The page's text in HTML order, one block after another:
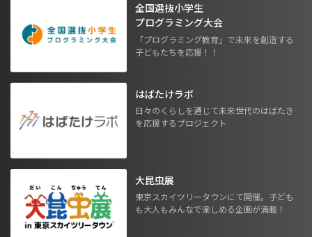
全国選抜小学生
プログラミング大会
「プログラミング教育」で未来を創造する
子どもたちを応援！！
はばたけラボ
日々のくらしを通じて未来世代のはばたき
を応援するプロジェクト
大昆虫展
東京スカイツリータウンにて開催。子ども
も大人もみんなで楽しめる企画が満載！